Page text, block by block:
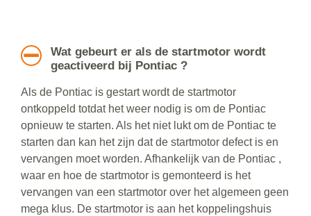
Wat gebeurt er als de startmotor wordt
geactiveerd bij Pontiac ?
Als de Pontiac is gestart wordt de startmotor
ontkoppeld totdat het weer nodig is om de Pontiac
opnieuw te starten. Als het niet lukt om de Pontiac te
starten dan kan het zijn dat de startmotor defect is en
vervangen moet worden. Afhankelijk van de Pontiac ,
waar en hoe de startmotor is gemonteerd is het
vervangen van een startmotor over het algemeen geen
mega klus. De startmotor is aan het koppelingshuis